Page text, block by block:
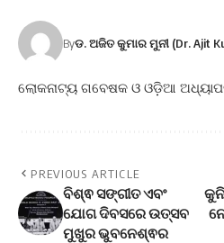
Byଡ. ଅଜିତ କୁମାର ମୁନୀ (Dr. Ajit
ଲୋକନାଟ୍ୟ ଗବେଷକ ଓ ଓଡ଼ିଆ
PREVIOUS ARTICLE
ବିଶ୍ଵ ସଙ୍ଗୀତ ଏବଂ
ଯୋଗ ଦିବସରେ ଉତ୍ସବ
ମୁଖୁର ଭୁବନେଶ୍ଵର